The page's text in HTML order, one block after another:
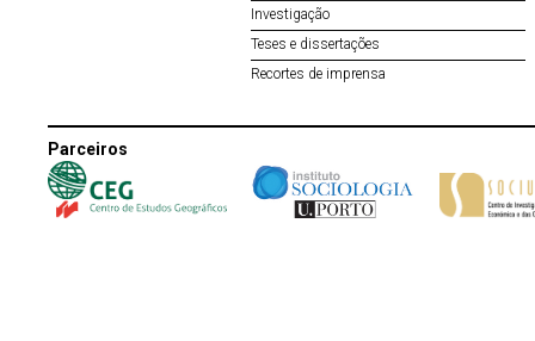
Investigação
Teses e dissertações
Recortes de imprensa
Parceiros